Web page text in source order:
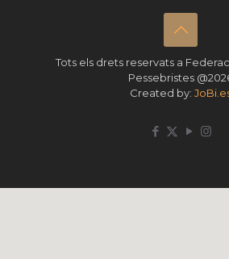
Tots els drets reservats a
Pessebristes
Created by: